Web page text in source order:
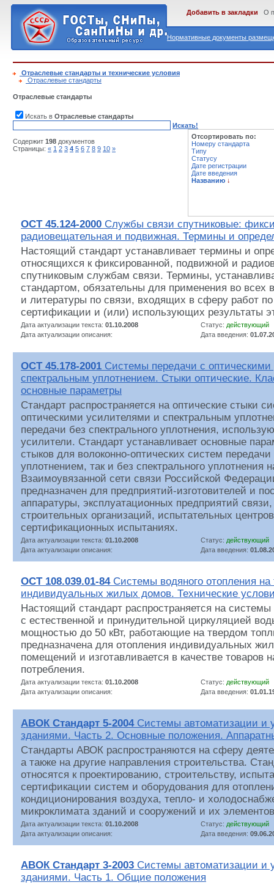
Нормативные документы
Добавить в закладки О
Отраслевые стандарты и технические условия
Отраслевые стандарты
Отраслевые стандарты
Искать в Отраслевые стандарты
Искать!
Содержит 198 документов
Страницы: « 1 2 3 4 5 6 7 8 9 10 »
Отсортировать по:
Номеру стандарта
Типу
Статусу
Дате регистрации
Дате введения
Названию ↓
ОСТ 45.124-2000 Службы связи спутниковые:
радиовещательная и подвижная. Термины и
Настоящий стандарт устанавливает термины и
относящихся к фиксированной, подвижной и
спутниковым службам связи. Термины,
стандартом, обязательны для применения во всех
и литературы по связи, входящих в сферу работ
сертификации и (или) использующих результаты
Дата актуализации текста: 01.10.2008 Статус: действующий
Дата актуализации описания:
Дата введения:
ОСТ 45.178-2001 Системы передачи с
спектральным уплотнением. Стыки оптические.
основные параметры
Стандарт распространяется на оптические стыки
оптическими усилителями и спектральным
передачи без спектрального уплотнения,
усилители. Стандарт устанавливает основные
стыков для волоконно-оптических систем
уплотнением, так и без спектрального уплотнения
Взаимоувязанной сети связи Российской
предназначен для предприятий-изготовителей и
аппаратуры, эксплуатационных предприятий
строительных организаций, испытательных
сертификационных испытаниях.
Дата актуализации текста: 01.10.2008 Статус: действующий
Дата актуализации описания:
Дата введения:
ОСТ 108.039.01-84Системы водяного отопления на
индивидуальных жилых домов. Технические
Настоящий стандарт распространяется на системы
с естественной и принудительной циркуляцией
мощностью до 50 кВт, работающие на твердом
предназначена для отопления индивидуальных
помещений и изготавливается в качестве товаров
потребления.
Дата актуализации текста: 01.10.2008 Статус: действующий
Дата актуализации описания:
Дата введения:
АВОК Стандарт 5-2004Системы автоматизации и
зданиями. Часть 2. Основные положения.
Стандарты АВОК распространяются на сферу
а также на другие направления строительства.
относятся к проектированию, строительству,
сертификации систем и оборудования для
кондиционирования воздуха, тепло- и
микроклимата зданий и сооружений и их
Дата актуализации текста: 01.10.2008 Статус: действующий
Дата актуализации описания:
Дата введения:
АВОК Стандарт 3-2003 Системы автоматизации и
зданиями. Часть 1. Общие положения